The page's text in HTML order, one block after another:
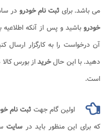
می باشد. برای ثبت نام خودرودر
خودروباشید و پس از آنکه
آن درخواست را به کارگزار
دهید. با این حالخریداز بورس
است.
اولین گام جهت ثبت نام
که برای این منظور باید در سایت